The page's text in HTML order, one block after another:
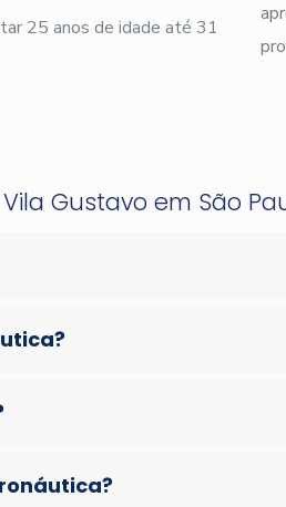
25 anos de idade até 31
Gustavo em São